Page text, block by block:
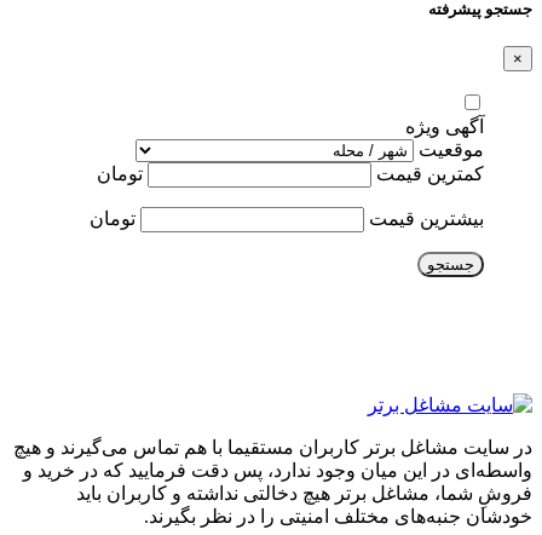
جستجو پیشرفته
×
آگهی ویژه
موقعیت
کمترین قیمت
تومان
بیشترین قیمت تومان
جستجو
در سایت مشاغل برتر کاربران مستقیما با هم تماس می‌گیرند و هیچ
واسطه‌ای در این میان وجود ندارد، پس دقت فرمایید که در خرید و
فروشِ شما، مشاغل برتر هیچ دخالتی نداشته و کاربران باید
خودشان جنبه‌های مختلف امنیتی را در نظر بگیرند.